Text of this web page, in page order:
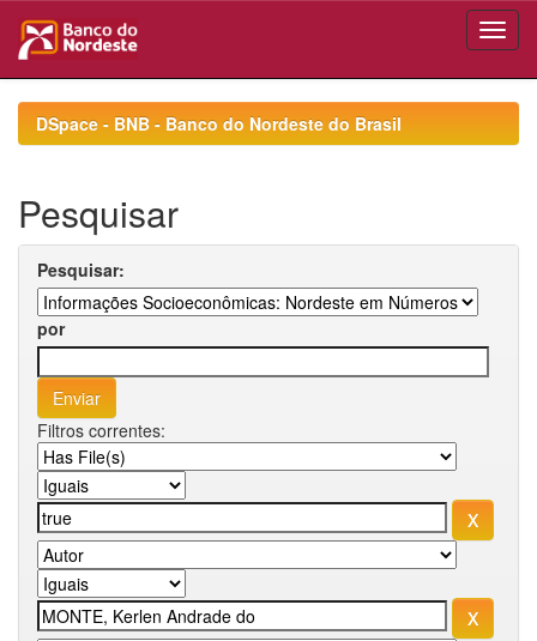
navigationDSpace - BNB - Banco do Nordeste do Brasil
Pesquisar
Pesquisar:
por
Filtros correntes: